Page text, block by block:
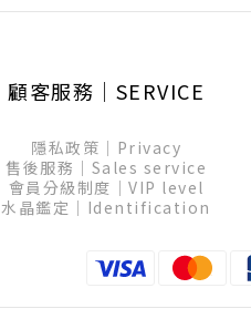
顧客服務│SERVICE
隱私政策│Privacy
售後服務│Sales service
會員分級制度│VIP level
水晶鑑定│Identification